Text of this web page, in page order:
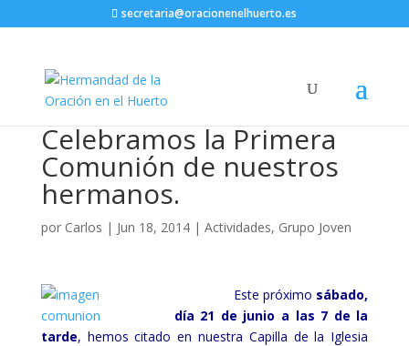
secretaria@oracionenelhuerto.es
Celebramos la Primera
Comunión de nuestros
hermanos.
por Carlos | Jun 18, 2014| Actividades, Grupo Joven
Este próximo sábado,
día 21 de junio a las 7 de la
tarde, hemos citado en nuestra Capilla de la Iglesia